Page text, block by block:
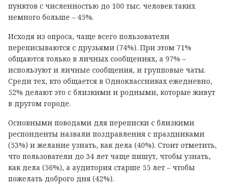
пунктов с численностью до 100 тыс. человек таких
немного больше – 45%.
Исходя из опроса, чаще всего пользователи
переписываются с друзьями (74%). При этом 71%
общаются только в личных сообщениях, а 97% –
используют и личные сообщения, и групповые чаты.
Среди тех, кто общается в Одноклассниках ежедневно,
52% делают это с близкими и родными, которые живут
в другом городе.
Основными поводами для переписки с близкими
респонденты назвали поздравления с праздниками
(53%) и желание узнать, как дела (40%). Стоит отметить,
что пользователи до 34 лет чаще пишут, чтобы узнать,
как дела (56%), а аудитория старше 55 лет – чтобы
пожелать доброго дня (42%).